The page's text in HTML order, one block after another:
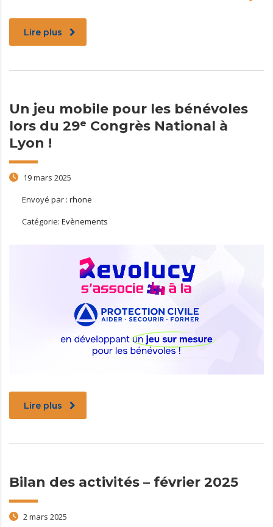
Lire plus
Un jeu mobile pour les bénévoles
lors du 29ᵉ Congrès National à
Lyon !
19 mars 2025
Envoyé par : rhone
Catégorie: Evènements
Lire plus
Bilan des activités – février 2025
2 mars 2025